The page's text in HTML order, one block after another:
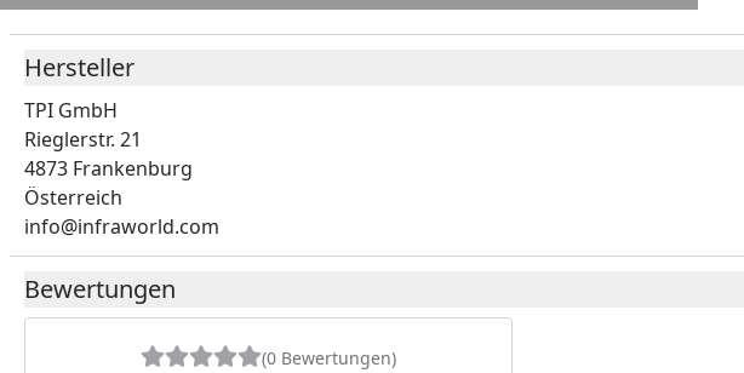
Hersteller
TPI GmbH
Rieglerstr. 21
4873 Frankenburg
Österreich
info@infraworld.com
Bewertungen
(0 Bewertungen)